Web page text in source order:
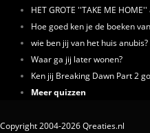
HET GROTE ''TAKE ME
Hoe goed ken je de boeken
wie ben jij van het huis anubis?
Waar ga jij later wonen?
Ken jij Breaking Dawn Part 2
Meer quizzen
Copyright 2004-2026 Qreaties.nl